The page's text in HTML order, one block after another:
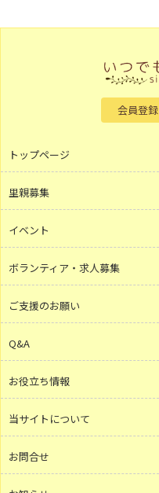
会員登録
トップページ
里親募集
イベント
ボランティア・求人募集
ご支援のお願い
Q&A
お役立ち情報
当サイトについて
お問合せ